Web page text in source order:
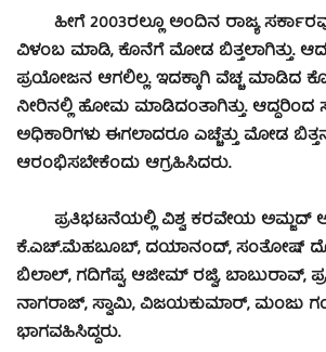
ಹೀಗೆ 2003ರಲ್ಲೂ ಅಂದಿನ ರಾಜ್ಯ
ವಿಳಂಬ ಮಾಡಿ, ಕೊನೆಗೆ ಮೋಡ ಬಿತ್ತಲಾಗಿತ್ತು.
ಪ್ರಯೋಜನ ಆಗಲಿಲ್ಲ. ಇದಕ್ಕಾಗಿ ವೆಚ್ಚ ಮಾಡಿದ
ನೀರಿನಲ್ಲಿ ಹೋಮ ಮಾಡಿದಂತಾಗಿತ್ತು. ಆದ್ದರಿಂದ
ಅಧಿಕಾರಿಗಳು ಈಗಲಾದರೂ ಎಚ್ಚೆತ್ತು ಮೋಡ
ಆರಂಭಿಸಬೇಕೆಂದು ಆಗ್ರಹಿಸಿದರು.
ಪ್ರತಿಭಟನೆಯಲ್ಲಿ ವಿಶ್ವ ಕರವೇಯ ಅಮ್ಜದ್
ಕೆ.ಎಚ್.ಮೆಹಬೂಬ್, ದಯಾನಂದ್, ಸಂತೋಷ್
ಬಿಲಾಲ್, ಗದಿಗೆಪ್ಪ, ಆಜೀಮ್ ರಜ್ವಿ, ಬಾಬುರಾವ್,
ನಾಗರಾಜ್, ಸ್ವಾಮಿ, ವಿಜಯಕುಮಾರ್, ಮಂಜು
ಭಾಗವಹಿಸಿದ್ದರು.